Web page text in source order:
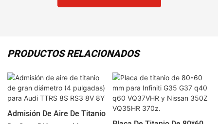
PRODUCTOS RELACIONADOS
Admisión De Aire De Titanio